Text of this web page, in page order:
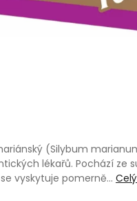
(Silybum
lékařů. Pochází ze
vyskytuje pomerně…